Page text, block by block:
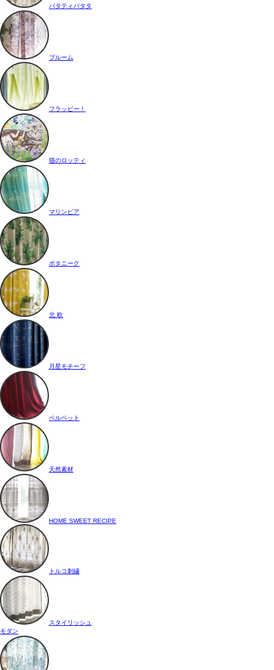
パタティパタタ
ブルーム
フラッピー！
猫のロッティ
マリンピア
ボタニーク
北 欧
月星モチーフ
ベルベット
天然素材
HOME SWEET RECIPE
トルコ刺繍
スタイリッシュ
モダン